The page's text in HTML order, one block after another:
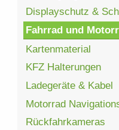
Displayschutz &
Fahrrad und
Kartenmaterial
KFZ Halterungen
Ladegeräte & Kabel
Motorrad
Rückfahrkameras